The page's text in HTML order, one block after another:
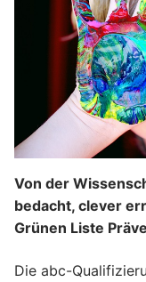
Von der
bedacht, clever
Grünen Liste
Die abc-